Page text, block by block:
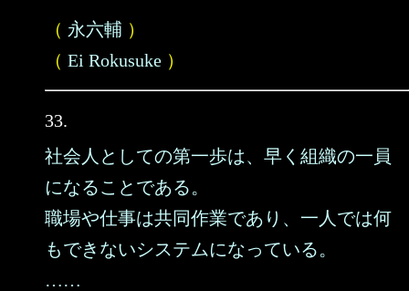
（ 永六輔 ）
（ Ei Rokusuke ）
33.
社会人としての第一歩は、早く組織の一員
になることである。
職場や仕事は共同作業であり、一人では何
もできないシステムになっている。
……